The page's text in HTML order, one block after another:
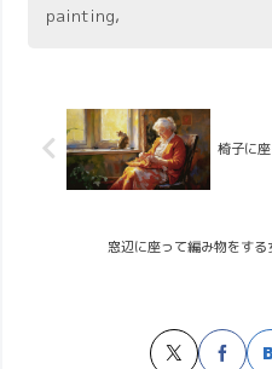
painting,
椅子に
窓辺に座って編み物をす